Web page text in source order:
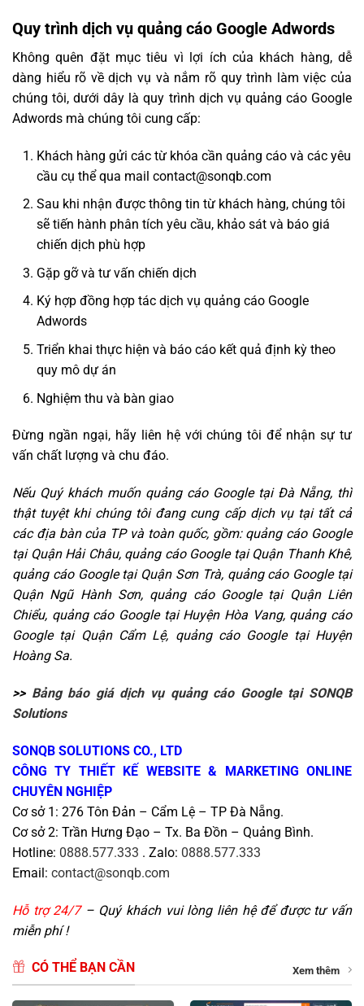
Quy trình dịch vụ quảng cáo Google Adwords
Không quên đặt mục tiêu vì lợi ích của khách hàng, dễ
dàng hiểu rõ về dịch vụ và nắm rõ quy trình làm việc của
chúng tôi, dưới dây là quy trình dịch vụ quảng cáo Google
Adwords mà chúng tôi cung cấp:
Khách hàng gửi các từ khóa cần quảng cáo và các yêu
cầu cụ thể qua mail contact@sonqb.com
Sau khi nhận được thông tin từ khách hàng, chúng tôi
sẽ tiến hành phân tích yêu cầu, khảo sát và báo giá
chiến dịch phù hợp
Gặp gỡ và tư vấn chiến dịch
Ký hợp đồng hợp tác dịch vụ quảng cáo Google
Adwords
Triển khai thực hiện và báo cáo kết quả định kỳ theo
quy mô dự án
Nghiệm thu và bàn giao
Đừng ngần ngại, hãy liên hệ với chúng tôi để nhận sự tư
vấn chất lượng và chu đáo.
Nếu Quý khách muốn quảng cáo Google tại Đà Nẵng, thì
thật tuyệt khi chúng tôi đang cung cấp dịch vụ tại tất cả
các địa bàn của TP và toàn quốc, gồm: quảng cáo Google
tại Quận Hải Châu, quảng cáo Google tại Quận Thanh Khê,
quảng cáo Google tại Quận Sơn Trà, quảng cáo Google tại
Quận Ngũ Hành Sơn, quảng cáo Google tại Quận Liên
Chiểu, quảng cáo Google tại Huyện Hòa Vang, quảng cáo
Google tại Quận Cẩm Lệ, quảng cáo Google tại Huyện
Hoàng Sa.
>> Bảng báo giá dịch vụ quảng cáo Google tại SONQB
Solutions
SONQB SOLUTIONS CO., LTD
CÔNG TY THIẾT KẾ WEBSITE & MARKETING ONLINE
CHUYÊN NGHIỆP
Cơ sở 1: 276 Tôn Đản – Cẩm Lệ – TP Đà Nẵng.
Cơ sở 2: Trần Hưng Đạo – Tx. Ba Đồn – Quảng Bình.
Hotline: 0888.577.333 . Zalo: 0888.577.333
Email: contact@sonqb.com
Hỗ trợ 24/7– Quý khách vui lòng liên hệ để được tư vấn
miễn phí !
CÓ THỂ BẠN CẦN Xem thêm